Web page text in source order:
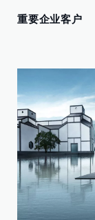
重要企业客户